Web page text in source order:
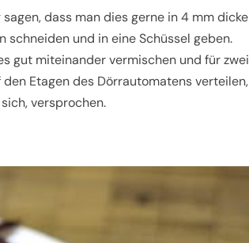
dass man dies gerne in 4 mm dicke
und in eine Schüssel geben.
gut miteinander vermischen und für zwei
Etagen des Dörrautomatens verteilen,
versprochen.